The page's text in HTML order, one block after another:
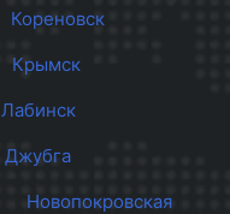
Кореновск
Крымск
Лабинск
Джубга
Новопокровская